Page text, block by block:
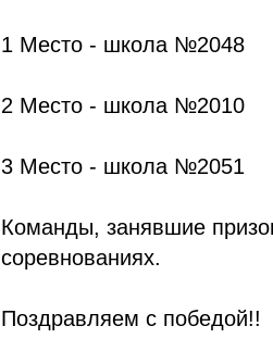
1 Место - школа №2048
2 Место - школа №2010
3 Место - школа №2051
Команды, занявшие
соревнованиях.
Поздравляем с победой!!